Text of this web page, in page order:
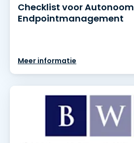
Checklist voor Autonoom
Endpointmanagement
Meer informatie